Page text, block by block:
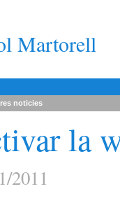
Martorell
noticies
la
2011